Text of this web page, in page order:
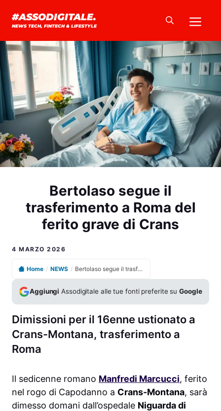
#ASSODIGITALE.
NEWS TECH, FINTECH & LIFESTYLE
Bertolaso segue il
trasferimento a Roma del
ferito grave di Crans
4 MARZO 2026
Home / NEWS / Bertolaso segue il trasferimento a Roma del ferito grave di Crans
Aggiungi Assodigitale alle tue fonti preferite suGoogle
Dimissioni per il 16enne ustionato a
Crans-Montana, trasferimento a
Roma
Il sedicenne romano Manfredi Marcucci, ferito
nel rogo di Capodanno a Crans-Montana, sarà
dimesso domani dall’ospedale Niguarda di